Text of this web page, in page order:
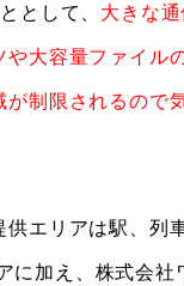
として、 大きな
大容量ファイル
制限されるので
供エリアは駅、列
に加え、株式会社